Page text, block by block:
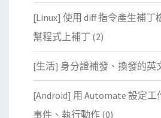
[Linux] 使用 diff 指令產生補丁
幫程式上補丁 (2)
[生活] 身分證補發、換發的英
[Android] 用 Automate 設定
事件、執行動作 (0)